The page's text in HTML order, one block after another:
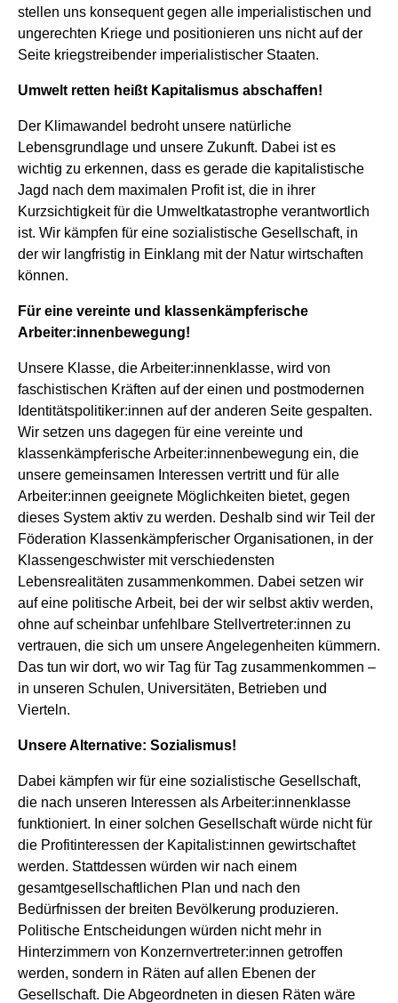
stellen uns konsequent gegen alle imperialistischen und
ungerechten Kriege und positionieren uns nicht auf der
Seite kriegstreibender imperialistischer Staaten.
Umwelt retten heißt Kapitalismus abschaffen!
Der Klimawandel bedroht unsere natürliche
Lebensgrundlage und unsere Zukunft. Dabei ist es
wichtig zu erkennen, dass es gerade die kapitalistische
Jagd nach dem maximalen Profit ist, die in ihrer
Kurzsichtigkeit für die Umweltkatastrophe verantwortlich
ist. Wir kämpfen für eine sozialistische Gesellschaft, in
der wir langfristig in Einklang mit der Natur wirtschaften
können.
Für eine vereinte und klassenkämpferische
Arbeiter:innenbewegung!
Unsere Klasse, die Arbeiter:innenklasse, wird von
faschistischen Kräften auf der einen und postmodernen
Identitätspolitiker:innen auf der anderen Seite gespalten.
Wir setzen uns dagegen für eine vereinte und
klassenkämpferische Arbeiter:innenbewegung ein, die
unsere gemeinsamen Interessen vertritt und für alle
Arbeiter:innen geeignete Möglichkeiten bietet, gegen
dieses System aktiv zu werden. Deshalb sind wir Teil der
Föderation Klassenkämpferischer Organisationen, in der
Klassengeschwister mit verschiedensten
Lebensrealitäten zusammenkommen. Dabei setzen wir
auf eine politische Arbeit, bei der wir selbst aktiv werden,
ohne auf scheinbar unfehlbare Stellvertreter:innen zu
vertrauen, die sich um unsere Angelegenheiten kümmern.
Das tun wir dort, wo wir Tag für Tag zusammenkommen –
in unseren Schulen, Universitäten, Betrieben und
Vierteln.
Unsere Alternative: Sozialismus!
Dabei kämpfen wir für eine sozialistische Gesellschaft,
die nach unseren Interessen als Arbeiter:innenklasse
funktioniert. In einer solchen Gesellschaft würde nicht für
die Profitinteressen der Kapitalist:innen gewirtschaftet
werden. Stattdessen würden wir nach einem
gesamtgesellschaftlichen Plan und nach den
Bedürfnissen der breiten Bevölkerung produzieren.
Politische Entscheidungen würden nicht mehr in
Hinterzimmern von Konzernvertreter:innen getroffen
werden, sondern in Räten auf allen Ebenen der
Gesellschaft. Die Abgeordneten in diesen Räten wäre